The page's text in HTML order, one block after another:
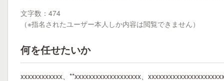
文字数：474
（※指名されたユーザー本人しか内容は閲覧できません）
何を任せたいか
xxxxxxxxxxxx、**xxxxxxxxxxxxxxxxxxx、